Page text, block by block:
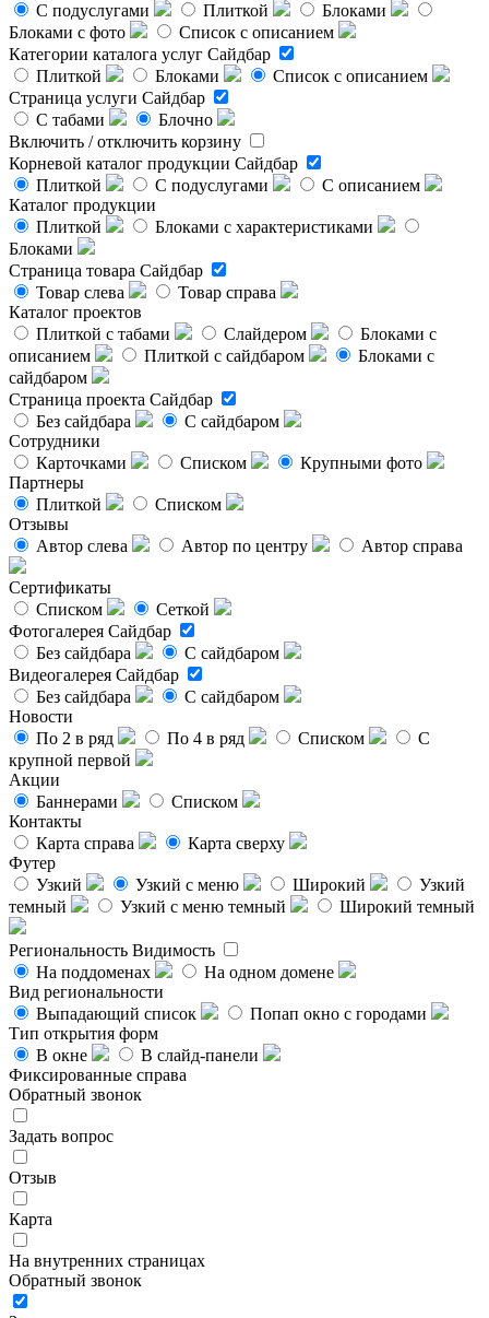
С подуслугами
Плиткой
Блоками
Блоками с фото
Список с описанием
Категории каталога услуг Сайдбар
Плиткой
Блоками
Список с описанием
Страница услуги Сайдбар
С табами
Блочно
Включить / отключить корзину
Корневой каталог продукции Сайдбар
Плиткой
С подуслугами
С описанием
Каталог продукции
Плиткой
Блоками с характеристиками
Блоками
Страница товара Сайдбар
Товар слева
Товар справа
Каталог проектов
Плиткой с табами
Слайдером
Блоками с
описанием
Плиткой с сайдбаром
Блоками с
сайдбаром
Страница проекта Сайдбар
Без сайдбара
С сайдбаром
Сотрудники
Карточками
Списком
Крупными фото
Партнеры
Плиткой
Списком
Отзывы
Автор слева
Автор по центру Автор справа
Сертификаты
Списком
Сеткой
Фотогалерея Сайдбар
Без сайдбара
С сайдбаром
Видеогалерея Сайдбар
Без сайдбара
С сайдбаром
Новости
По 2 в ряд
По 4 в ряд Списком
С
крупной первой
Акции
Баннерами
Списком
Контакты
Карта справа
Карта сверху
Футер
Узкий
Узкий с меню Широкий
Узкий
темный
Узкий с меню темный Широкий темный
Региональность Видимость
На поддоменах
На одном домене
Вид региональности
Выпадающий список
Попап окно с городами
Тип открытия форм
В окне
В слайд-панели
Фиксированные справа
Обратный звонок
Задать вопрос
Отзыв
Карта
На внутренних страницах
Обратный звонок